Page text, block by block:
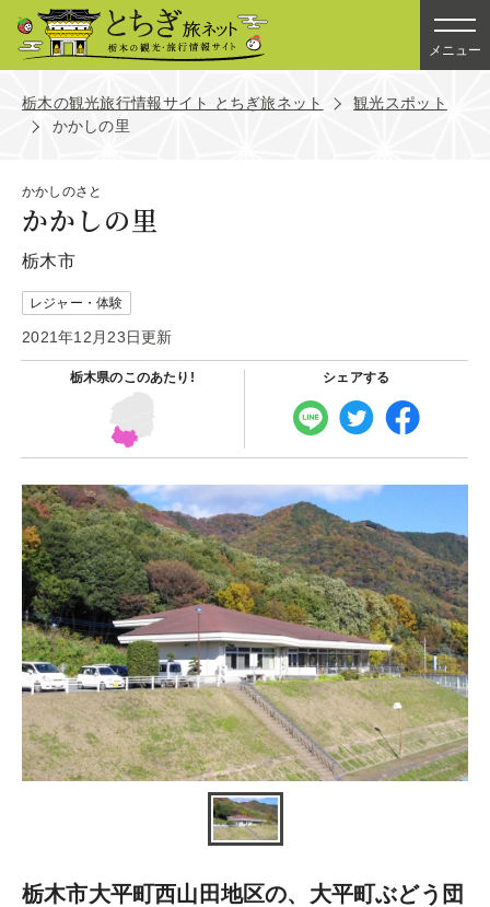
メニュー
栃木の観光旅行情報サイト とちぎ旅ネット
観光スポット
かかしの里
かかしのさと
かかしの里
栃木市
レジャー・体験
2021年12月23日更新
栃木県のこのあたり! シェアする
栃木市大平町西山田地区の、大平町ぶどう団